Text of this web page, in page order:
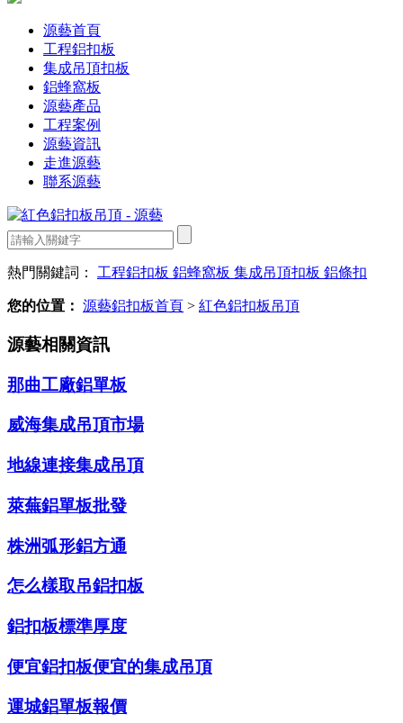
源藝首頁
工程鋁扣板
集成吊頂扣板
鋁蜂窩板
源藝產品
工程案例
源藝資訊
走進源藝
聯系源藝
熱門關鍵詞： 工程鋁扣板 鋁蜂窩板 集成吊頂扣板 鋁條扣
您的位置： 源藝鋁扣板首頁 > 紅色鋁扣板吊頂
源藝相關資訊
那曲工廠鋁單板
威海集成吊頂市場
地線連接集成吊頂
萊蕪鋁單板批發
株洲弧形鋁方通
怎么樣取吊鋁扣板
鋁扣板標準厚度
便宜鋁扣板便宜的集成吊頂
運城鋁單板報價